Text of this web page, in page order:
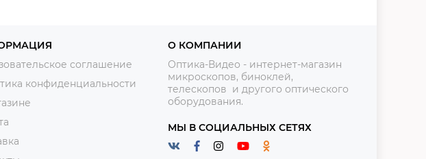
соглашение
конфиденциальности
О КОМПАНИИ
Оптика-Видео - интернет-магазин
микроскопов, биноклей,
телескопов и другого оптического
оборудования.
МЫ В СОЦИАЛЬНЫХ СЕТЯХ